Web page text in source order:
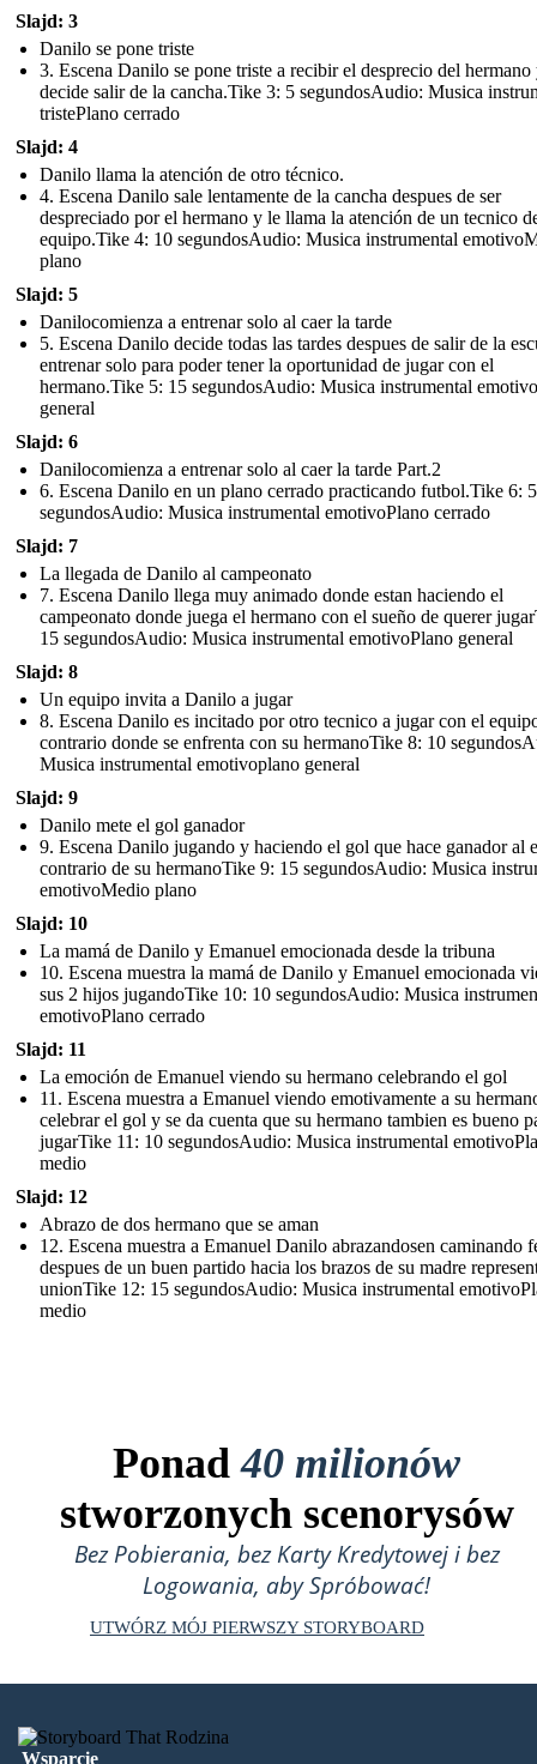
Slajd: 3
Danilo se pone triste
3. Escena Danilo se pone triste a recibir el desprecio del hermano
decide salir de la cancha.Tike 3: 5 segundosAudio: Musica
tristePlano cerrado
Slajd: 4
Danilo llama la atención de otro técnico.
4. Escena Danilo sale lentamente de la cancha despues de ser
despreciado por el hermano y le llama la atención de un tecnico
equipo.Tike 4: 10 segundosAudio: Musica instrumental
plano
Slajd: 5
Danilocomienza a entrenar solo al caer la tarde
5. Escena Danilo decide todas las tardes despues de salir de la
entrenar solo para poder tener la oportunidad de jugar con el
hermano.Tike 5: 15 segundosAudio: Musica instrumental
general
Slajd: 6
Danilocomienza a entrenar solo al caer la tarde Part.2
6. Escena Danilo en un plano cerrado practicando futbol.Tike 6: 5
segundosAudio: Musica instrumental emotivoPlano cerrado
Slajd: 7
La llegada de Danilo al campeonato
7. Escena Danilo llega muy animado donde estan haciendo el
campeonato donde juega el hermano con el sueño de querer
15 segundosAudio: Musica instrumental emotivoPlano general
Slajd: 8
Un equipo invita a Danilo a jugar
8. Escena Danilo es incitado por otro tecnico a jugar con el
contrario donde se enfrenta con su hermanoTike 8: 10
Musica instrumental emotivoplano general
Slajd: 9
Danilo mete el gol ganador
9. Escena Danilo jugando y haciendo el gol que hace ganador al
contrario de su hermanoTike 9: 15 segundosAudio: Musica
emotivoMedio plano
Slajd: 10
La mamá de Danilo y Emanuel emocionada desde la tribuna
10. Escena muestra la mamá de Danilo y Emanuel emocionada
sus 2 hijos jugandoTike 10: 10 segundosAudio: Musica
emotivoPlano cerrado
Slajd: 11
La emoción de Emanuel viendo su hermano celebrando el gol
11. Escena muestra a Emanuel viendo emotivamente a su
celebrar el gol y se da cuenta que su hermano tambien es bueno
jugarTike 11: 10 segundosAudio: Musica instrumental
medio
Slajd: 12
Abrazo de dos hermano que se aman
12. Escena muestra a Emanuel Danilo abrazandosen caminando
despues de un buen partido hacia los brazos de su madre
unionTike 12: 15 segundosAudio: Musica instrumental
medio
Ponad40 milionów
stworzonych scenorysów
Bez Pobierania, bez Karty Kredytowej i bez
Logowania, aby Spróbować!
UTWÓRZ MÓJ PIERWSZY STORYBOARD
Wsparcie